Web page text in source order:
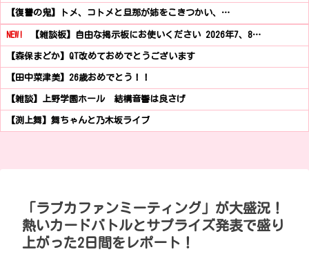
【復讐の鬼】トメ、コトメと旦那が姉をこきつかい、…
NEW! 【雑談板】自由な掲示板にお使いください 2026年7、8…
【森保まどか】QT改めておめでとうございます
【田中菜津美】26歳おめでとう！！
【雑談】上野学園ホール 結構音響は良さげ
【渕上舞】舞ちゃんと乃木坂ライブ
「ラブカファンミーティング」が大盛況！
熱いカードバトルとサプライズ発表で盛り
上がった2日間をレポート！